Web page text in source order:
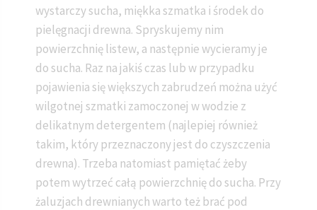
wystarczy sucha, miękka szmatka i środek do
pielęgnacji drewna. Spryskujemy nim
powierzchnię listew, a następnie wycieramy je
do sucha. Raz na jakiś czas lub w przypadku
pojawienia się większych zabrudzeń można użyć
wilgotnej szmatki zamoczonej w wodzie z
delikatnym detergentem (najlepiej również
takim, który przeznaczony jest do czyszczenia
drewna). Trzeba natomiast pamiętać żeby
potem wytrzeć całą powierzchnię do sucha. Przy
żaluzjach drewnianych warto też brać pod